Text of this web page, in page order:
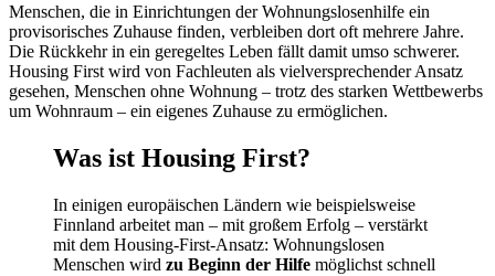
Menschen, die in Einrichtungen der Wohnungslosenhilfe ein
provisorisches Zuhause finden, verbleiben dort oft mehrere Jahre.
Die Rückkehr in ein geregeltes Leben fällt damit umso schwerer.
Housing First wird von Fachleuten als vielversprechender Ansatz
gesehen, Menschen ohne Wohnung – trotz des starken Wettbewerbs
um Wohnraum – ein eigenes Zuhause zu ermöglichen.
Was ist Housing First?
In einigen europäischen Ländern wie beispielsweise
Finnland arbeitet man – mit großem Erfolg – verstärkt
mit dem Housing-First-Ansatz: Wohnungslosen
Menschen wird zu Beginn der Hilfe möglichst schnell